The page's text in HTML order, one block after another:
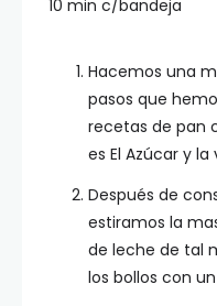
10 min c/bandeja
Hacemos una
pasos que
recetas de pan
es El Azúcar y
Después de
estiramos la
de leche de tal
los bollos con